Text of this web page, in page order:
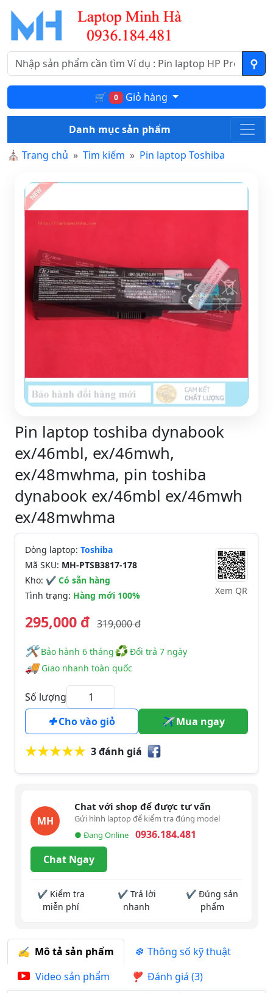
🛒 0 Giỏ hàng
Danh mục sản phẩm
⛪ Trang chủ Tìm kiếm Pin laptop Toshiba
Pin laptop toshiba dynabook
ex/46mbl, ex/46mwh,
ex/48mwhma, pin toshiba
dynabook ex/46mbl ex/46mwh
ex/48mwhma
Dòng laptop: Toshiba
Mã SKU: MH-PTSB3817-178
Kho: ✔ Có sẵn hàng
Tình trạng: Hàng mới 100% Xem QR
295,000 đ 319,000 đ
🛠️️ Bảo hành 6 tháng♻Đổi trả 7 ngày
🚚Giao nhanh toàn quốc
Số lượng
Cho vào giỏ
Mua ngay
3 đánh giá
MH
Chat với shop để được tư vấn
Gửi hình laptop để kiểm tra đúng model
● Đang Online
0936.184.481
Chat Ngay
✔ Kiểm tra
miễn phí
✔ Trả lời
nhanh
✔ Đúng sản
phẩm
Mô tả sản phẩm
Thông số kỹ thuật
Video sản phẩm
Đánh giá (3)